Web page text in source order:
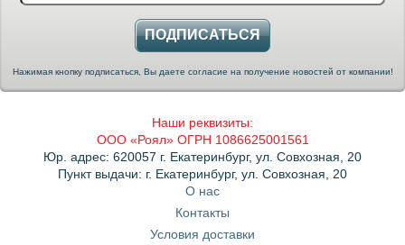
ПОДПИСАТЬСЯ
Нажимая кнопку подписаться, Вы даете согласие на получение новостей от компании!
Наши реквизиты:
ООО «Роял» ОГРН 1086625001561
Юр. адрес: 620057 г. Екатеринбург, ул. Совхозная, 20
Пункт выдачи: г. Екатеринбург, ул. Совхозная, 20
О нас
Контакты
Условия доставки